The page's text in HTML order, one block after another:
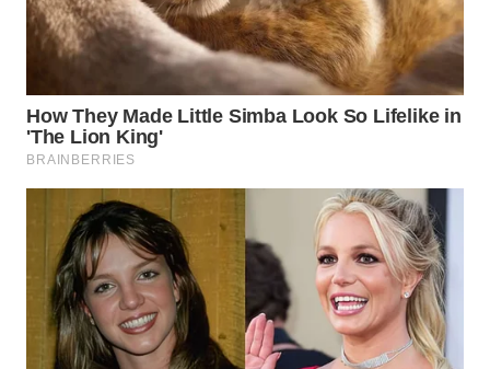
WN
INDRAMAYU
WN
KUNINGAN
MAJALENGKA
WN
SUBANG
WN
SUKABUMI